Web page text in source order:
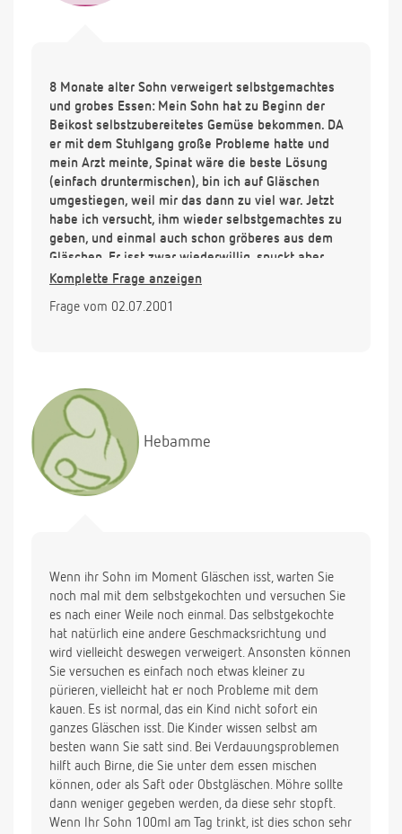
8 Monate alter Sohn verweigert selbstgemachtes
und grobes Essen: Mein Sohn hat zu Beginn der
Beikost selbstzubereitetes Gemüse bekommen. DA
er mit dem Stuhlgang große Probleme hatte und
mein Arzt meinte, Spinat wäre die beste Lösung
(einfach druntermischen), bin ich auf Gläschen
umgestiegen, weil mir das dann zu viel war. Jetzt
habe ich versucht, ihm wieder selbstgemachtes zu
geben, und einmal auch schon gröberes aus dem
Gläschen. Er isst zwar wiederwillig, spuckt aber
hinterher. Und sobald der magen gefüllt ist, will er
Soll ich einfach nochmal warten und es später
trinkt ca. 100 ml am Tag. Reicht das?
Komplette Frage anzeigen
Frage vom 02.07.2001
Hebamme
Wenn ihr Sohn im Moment Gläschen isst, warten Sie
noch mal mit dem selbstgekochten und versuchen Sie
es nach einer Weile noch einmal. Das selbstgekochte
hat natürlich eine andere Geschmacksrichtung und
wird vielleicht deswegen verweigert. Ansonsten können
Sie versuchen es einfach noch etwas kleiner zu
pürieren, vielleicht hat er noch Probleme mit dem
kauen. Es ist normal, das ein Kind nicht sofort ein
ganzes Gläschen isst. Die Kinder wissen selbst am
besten wann Sie satt sind. Bei Verdauungsproblemen
hilft auch Birne, die Sie unter dem essen mischen
können, oder als Saft oder Obstgläschen. Möhre sollte
dann weniger gegeben werden, da diese sehr stopft.
Wenn Ihr Sohn 100ml am Tag trinkt, ist dies schon sehr